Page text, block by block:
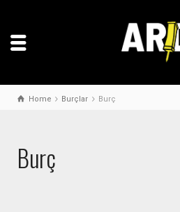
Home Burçlar Burç
Burç